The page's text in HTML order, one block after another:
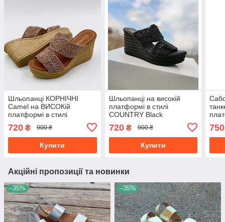
Шльопанці КОРНІЧНІ
Camel на ВИСОКій
платформі в стилі
COUNTRY текстильні сабо
тапочки літні жіночі 2023
720 ₴ 900 ₴
Купити
Шльопанці на високій
платформі в стилі
COUNTRY Black
текстильні сабо тапочки
чорні жіночі
720₴ 900 ₴
Купити
750
Акційні пропозиції та новинки
–35% –35%